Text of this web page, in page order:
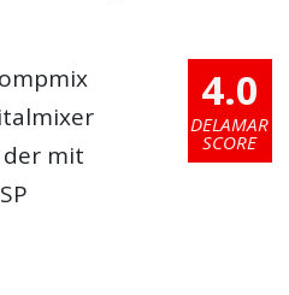
4.0
DELAMAR
SCORE
mit